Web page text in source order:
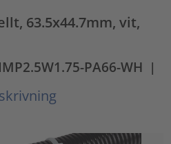
63.5x44.7mm, vit,
PA66-WH |